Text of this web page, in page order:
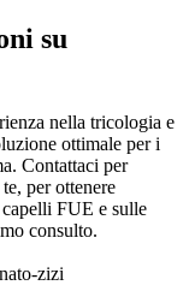
su
nella tricologia e
ottimale per i
Contattaci per
per ottenere
FUE e sulle
consulto.